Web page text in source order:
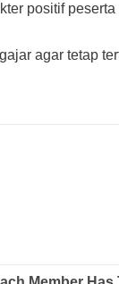
positif
agar tetap